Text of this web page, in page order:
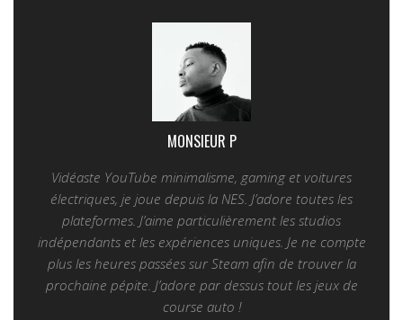
MONSIEUR P
Vidéaste YouTube minimalisme, gaming et voitures
électriques, je joue depuis la NES. J’adore toutes les
plateformes. J’aime particulièrement les studios
indépendants et les expériences uniques. Je ne compte
plus les heures passées sur Steam afin de trouver la
prochaine pépite. J’adore par dessus tout les jeux de
course auto !